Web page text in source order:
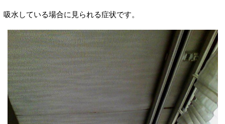
吸水している場合に見られる症状です。